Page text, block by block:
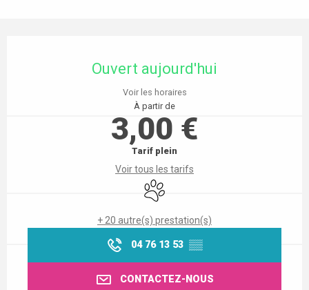
Ouvert aujourd'hui
Voir les horaires
À partir de
3,00 €
Tarif plein
Voir tous les tarifs
Animaux acceptés
+ 20 autre(s) prestation(s)
04 76 13 53 ▒▒
CONTACTEZ-NOUS